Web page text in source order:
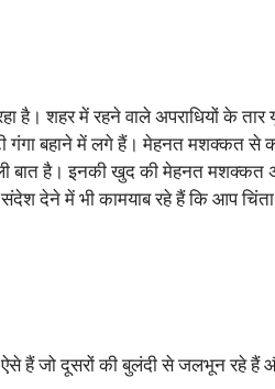
शहर में रहने वाले अपराधियों के
गंगा बहाने में लगे हैं। मेहनत मशक्कत
है। इनकी खुद की मेहनत मशक्कत
देने में भी कामयाब रहे हैं कि आप
हैं जो दूसरों की बुलंदी से जलभून रहे